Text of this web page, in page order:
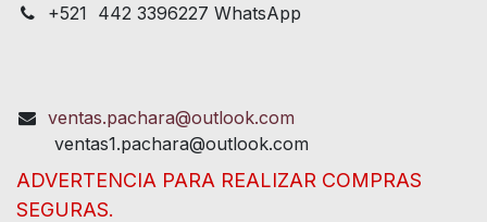
+521 442 3396227 WhatsApp
ventas.pachara@outlook.com
ventas1.pachara@outlook.com
ADVERTENCIA PARA REALIZAR COMPRAS
SEGURAS.